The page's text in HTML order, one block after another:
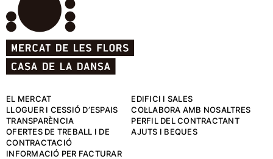
EL MERCAT
EDIFICI I SALES
LLOGUER I CESSIÓ D’ESPAIS
COL·LABORA AMB NOSALTRES
TRANSPARÈNCIA
PERFIL DEL CONTRACTANT
OFERTES DE TREBALL I DE
CONTRACTACIÓ
AJUTS I BEQUES
INFORMACIÓ PER FACTURAR